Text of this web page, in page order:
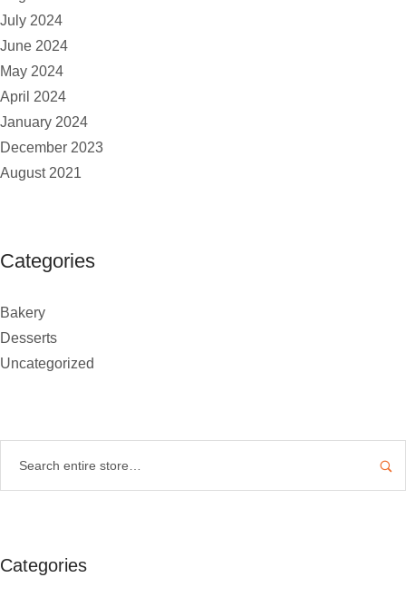
July 2024
June 2024
May 2024
April 2024
January 2024
December 2023
August 2021
Categories
Bakery
Desserts
Uncategorized
Categories